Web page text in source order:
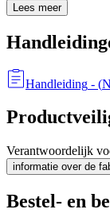
Lees meer
Handleiding - (
Verantwoordelijk
informatie over de
Bestel- en